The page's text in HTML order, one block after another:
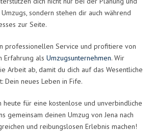
sondern stehen dir auch während
zur Seite.
professionellen Service und profitiere von
Erfahrung als Umzugsunternehmen. Wir
Arbeit ab, damit du dich auf das Wesentliche
Dein neues Leben in Fife.
heute für eine kostenlose und unverbindliche
gemeinsam deinen Umzug von Jena nach
und reibungslosen Erlebnis machen!